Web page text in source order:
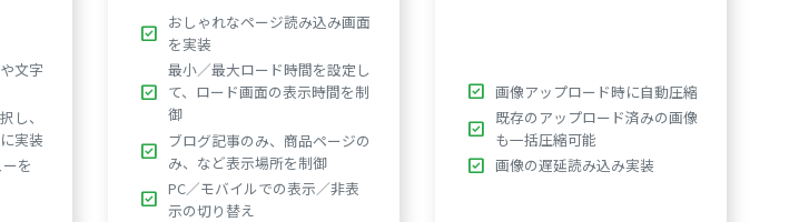
文字
し、
実装
を
check_box おしゃれなページ読み込み画面
を実装
check_box
最小／最大ロード時間を設定し
て、ロード画面の表示時間を制
御
check_box ブログ記事のみ、商品ページの
み、など表示場所を制御
check_box PC／モバイルでの表示／非表
示の切り替え
check_box 画像アップロード時に自動圧縮
check_box 既存のアップロード済みの画像
も一括圧縮可能
check_box 画像の遅延読み込み実装